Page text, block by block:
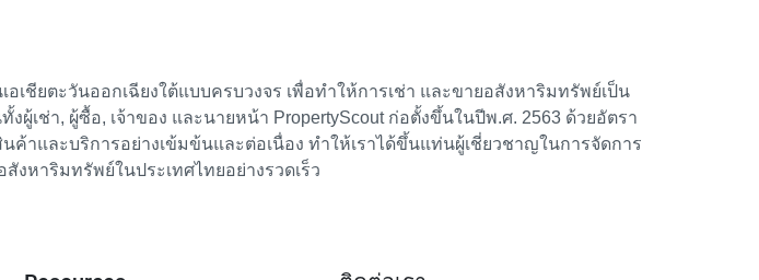
เชียตะวันออกเฉียงใต้แบบครบวงจร เพื่อทำให้การเช่า และขายอสังหาริมทรัพย์เป็น
ผู้เช่า, ผู้ซื้อ, เจ้าของ และนายหน้า PropertyScout ก่อตั้งขึ้นในปีพ.ศ. 2563 ด้วยอัตรา
ค้าและบริการอย่างเข้มข้นและต่อเนื่อง ทำให้เราได้ขึ้นแท่นผู้เชี่ยวชาญในการจัดการ
หาริมทรัพย์ในประเทศไทยอย่างรวดเร็ว